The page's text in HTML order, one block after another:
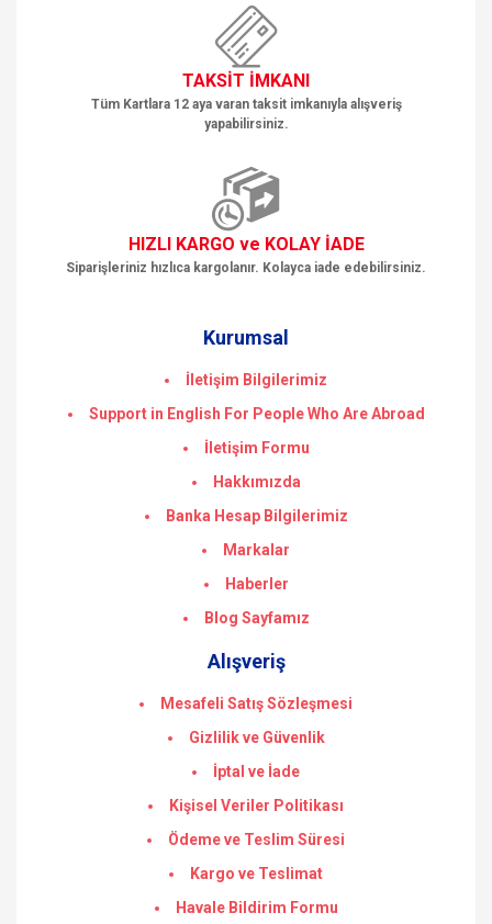
TAKSİT İMKANI
Tüm Kartlara 12 aya varan taksit imkanıyla alışveriş
yapabilirsiniz.
HIZLI KARGO ve KOLAY İADE
Siparişleriniz hızlıca kargolanır. Kolayca iade edebilirsiniz.
Kurumsal
İletişim Bilgilerimiz
Support in English For People Who Are Abroad
İletişim Formu
Hakkımızda
Banka Hesap Bilgilerimiz
Markalar
Haberler
Blog Sayfamız
Alışveriş
Mesafeli Satış Sözleşmesi
Gizlilik ve Güvenlik
İptal ve İade
Kişisel Veriler Politikası
Ödeme ve Teslim Süresi
Kargo ve Teslimat
Havale Bildirim Formu